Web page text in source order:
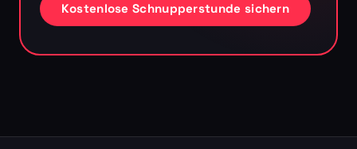
Kostenlose Schnupperstunde sichern